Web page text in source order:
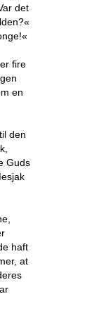
det
fire
en
den
Guds
haft
at